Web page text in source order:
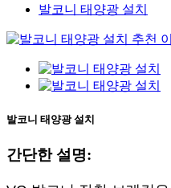
발코니 태양광 설치
발코니 태양광 설치
간단한 설명: